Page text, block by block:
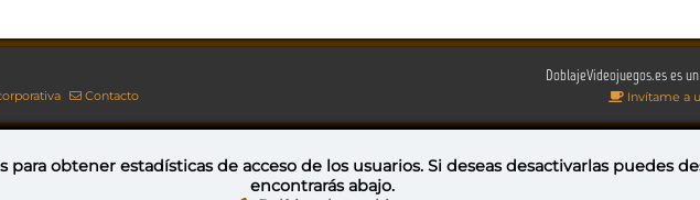
DoblajeVideojuegos.es es
Invítame a
Contacto
Esta obra está bajo una licencia de Creative Commons Reconocimiento-NoComercial-CompartirIgual 4.0 Internacional
para obtener estadísticas de acceso de los usuarios. Si deseas desactivarlas puedes
encontrarás abajo.